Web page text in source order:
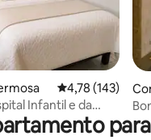
avaliações
4,78 de uma
4,78 (143)
Infantil e da